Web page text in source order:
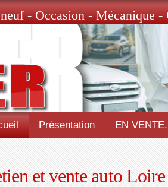
- Occasion - Mécanique -
Présentation EN
et vente auto